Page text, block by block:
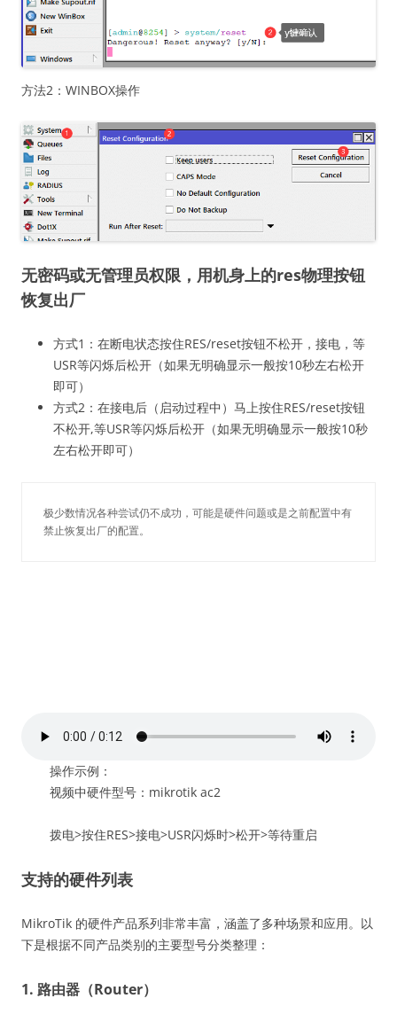
方法2：WINBOX操作
无密码或无管理员权限，用机身上的res物理按钮
恢复出厂
方式1：在断电状态按住RES/reset按钮不松开，接电，等
USR等闪烁后松开（如果无明确显示一般按10秒左右松开
即可）
方式2：在接电后（启动过程中）马上按住RES/reset按钮
不松开,等USR等闪烁后松开（如果无明确显示一般按10秒
左右松开即可）
极少数情况各种尝试仍不成功，可能是硬件问题或是之前配置中有
禁止恢复出厂的配置。
操作示例：
视频中硬件型号：mikrotik ac2
拨电>按住RES>接电>USR闪烁时>松开>等待重启
支持的硬件列表
MikroTik 的硬件产品系列非常丰富，涵盖了多种场景和应用。以
下是根据不同产品类别的主要型号分类整理：
1. 路由器（Router）